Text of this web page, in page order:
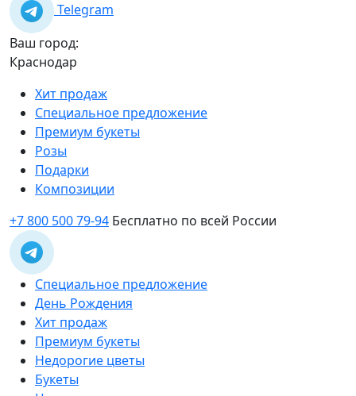
Telegram
Ваш город:
Краснодар
Хит продаж
Специальное предложение
Премиум букеты
Розы
Подарки
Композиции
+7 800 500 79-94 Бесплатно по всей России
Специальное предложение
День Рождения
Хит продаж
Премиум букеты
Недорогие цветы
Букеты